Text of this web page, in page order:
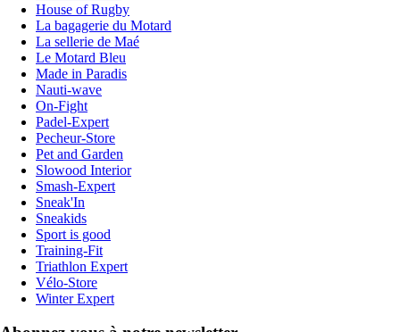
House of Rugby
La bagagerie du Motard
La sellerie de Maé
Le Motard Bleu
Made in Paradis
Nauti-wave
On-Fight
Padel-Expert
Pecheur-Store
Pet and Garden
Slowood Interior
Smash-Expert
Sneak'In
Sneakids
Sport is good
Training-Fit
Triathlon Expert
Vélo-Store
Winter Expert